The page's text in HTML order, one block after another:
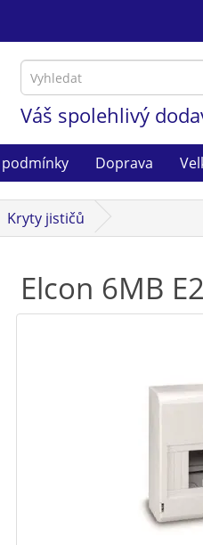
Váš spolehlivý
Doprava
Kryty jističů
Elcon 6MB